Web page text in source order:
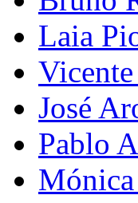
Laia
José
Pablo